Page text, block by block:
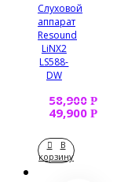
Слуховой
аппарат
Resound
LiNX2
LS588-
DW
58,900 Р
49,900 Р
В
корзину